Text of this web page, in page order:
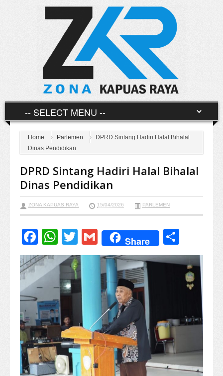
Home Parlemen
DPRD Sintang Hadiri Halal Bihalal
Dinas Pendidikan
DPRD Sintang Hadiri Halal Bihalal
Dinas Pendidikan
ZONA KAPUAS RAYA 15/04/2026 PARLEMEN
Facebook
WhatsApp
TwitterGmail
Share